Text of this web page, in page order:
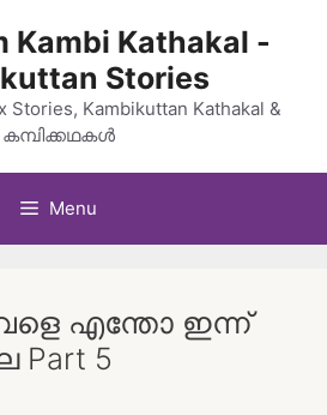
Kambi Kathakal -
Stories
Stories, Kambikuttan Kathakal &
കമ്പിക്കഥകൾ
Menu
എന്തോ ഇന്ന്
5